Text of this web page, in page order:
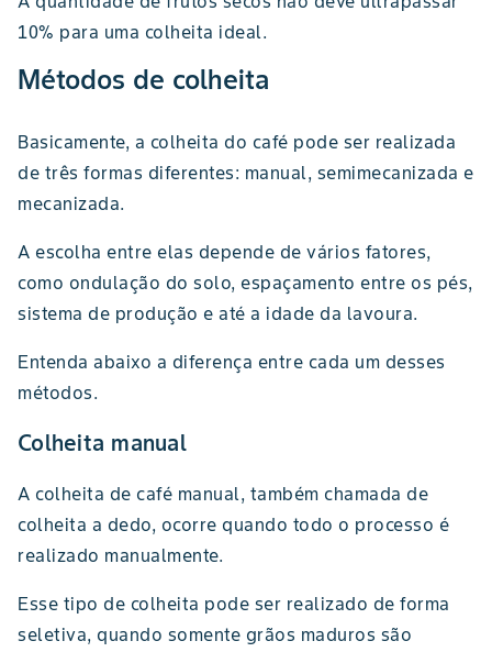
10% para uma colheita ideal.
Métodos de colheita
Basicamente, a colheita do café pode ser realizada
de três formas diferentes: manual, semimecanizada e
mecanizada.
A escolha entre elas depende de vários fatores,
como ondulação do solo, espaçamento entre os pés,
sistema de produção e até a idade da lavoura.
Entenda abaixo a diferença entre cada um desses
métodos.
Colheita manual
A colheita de café manual, também chamada de
colheita a dedo, ocorre quando todo o processo é
realizado manualmente.
Esse tipo de colheita pode ser realizado de forma
seletiva, quando somente grãos maduros são